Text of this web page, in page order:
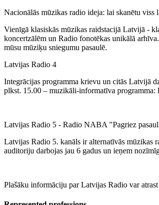
Nacionālās mūzikas radio ideja: lai skanētu viss
Vienīgā klasiskās mūzikas raidstacijā Latvijā -
koncertzālēm un Radio fonotēkas unikālā
mūsu mūziķu sniegumu pasaulē.
Latvijas Radio 4
Integrācijas programma krievu un citās Latvijā
plkst. 15.00 – muzikāli-informatīva programma:
Latvijas Radio 5 - Radio NABA "Pagriez
Latvijas Radio 5. kanāls ir alternatīvās mūzikas
auditoriju darbojas jau 6 gadus un ieņem
Plašāku informāciju par Latvijas Radio var